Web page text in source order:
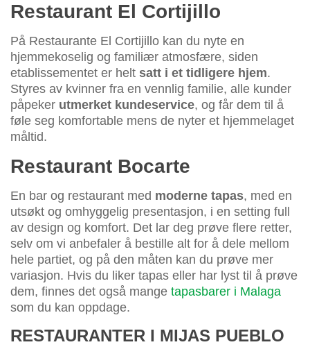
Restaurant El Cortijillo
På Restaurante El Cortijillo kan du nyte en
hjemmekoselig og familiær atmosfære, siden
etablissementet er helt satt i et tidligere hjem.
Styres av kvinner fra en vennlig familie, alle kunder
påpeker utmerket kundeservice, og får dem til å
føle seg komfortable mens de nyter et hjemmelaget
måltid.
Restaurant Bocarte
En bar og restaurant med moderne tapas, med en
utsøkt og omhyggelig presentasjon, i en setting full
av design og komfort. Det lar deg prøve flere retter,
selv om vi anbefaler å bestille alt for å dele mellom
hele partiet, og på den måten kan du prøve mer
variasjon. Hvis du liker tapas eller har lyst til å prøve
dem, finnes det også mange tapasbarer i Malaga
som du kan oppdage.
RESTAURANTER I MIJAS PUEBLO